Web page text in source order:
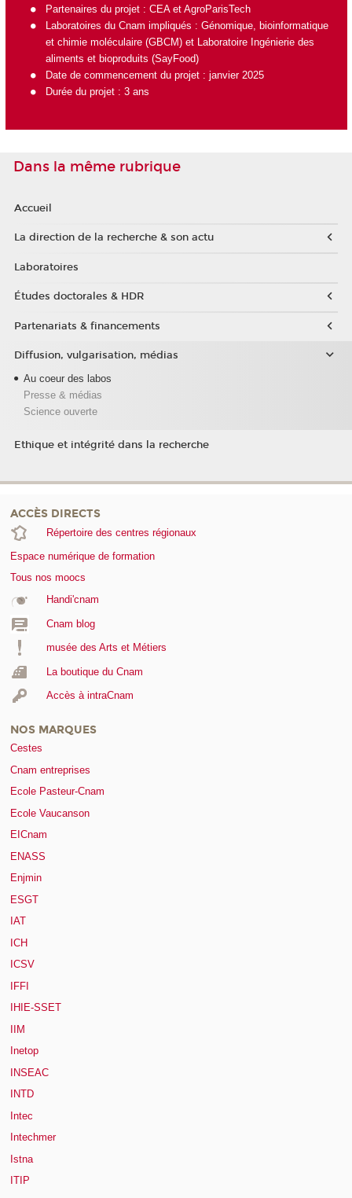
Partenaires du projet : CEAet AgroParisTech
Laboratoires du Cnam impliqués : Génomique, bioinformatique
et chimie moléculaire (GBCM) et Laboratoire Ingénierie des
aliments et bioproduits (SayFood)
Date de commencement du projet : janvier 2025
Durée du projet : 3 ans
Dans la même rubrique
Accueil
La direction de la recherche & son actu
Laboratoires
Études doctorales & HDR
Partenariats & financements
Diffusion, vulgarisation, médias
Au coeur des labos
Presse & médias
Science ouverte
Ethique et intégrité dans la recherche
ACCÈS DIRECTS
Répertoire des centres régionaux
Espace numérique de formation
Tous nos moocs
Handi'cnam
Cnam blog
musée des Arts et Métiers
La boutique du Cnam
Accès à intraCnam
NOS MARQUES
Cestes
Cnam entreprises
Ecole Pasteur-Cnam
Ecole Vaucanson
EICnam
ENASS
Enjmin
ESGT
IAT
ICH
ICSV
IFFI
IHIE-SSET
IIM
Inetop
INSEAC
INTD
Intec
Intechmer
Istna
ITIP